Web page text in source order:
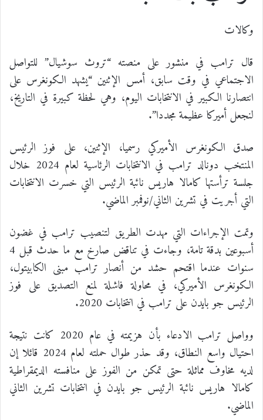
وكالات
قال ترامب في منشور على منصته “تروث سوشيال” للتواصل
الاجتماعي في وقت سابق، أمس الإثنين “يشهد الكونغرس على
انتصارنا الكبير في الانتخابات اليوم، وهي لحظة كبيرة في التاريخ،
لنجعل أميركا عظيمة مجددا”.
صدق الكونغرس الأميركي رسميا، الإثنين، على فوز الرئيس
المنتخب دونالد ترامب في الانتخابات الرئاسية لعام 2024 خلال
جلسة ترأستها كامالا هاريس نائبة الرئيس التي خسرت الانتخابات
التي أجريت في تشرين الثاني/نوفمبر الماضي.
وتمت الإجراءات التي مهدت الطريق لتنصيب ترامب في غضون
أسبوعين بدقة تامة، وجاءت في تناقض صارخ مع ما حدث قبل 4
سنوات عندما اقتحم حشد من أنصار ترامب مبنى الكابيتول،
الكونغرس الأميركي، في محاولة فاشلة لمنع التصديق على فوز
الرئيس جو بايدن على ترامب في انتخابات 2020.
وواصل ترامب الادعاء بأن هزيمته في عام 2020 كانت نتيجة
احتيال واسع النطاق، وقد حذر طوال حملته لعام 2024 قائلا إن
لديه مخاوف مماثلة حتى تمكن من الفوز على منافسته الديمقراطية
كامالا هاريس نائبة الرئيس جو بايدن في انتخابات تشرين الثاني
الماضي.